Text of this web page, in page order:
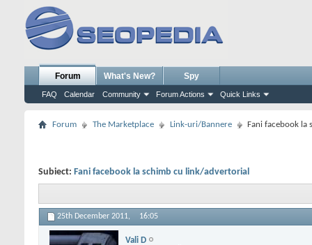
Forum
FAQ Calendar Community Forum Actions Quick Links
What's New? Spy
Forum The Marketplace Link-uri/Bannere Fani facebook la
Subiect: Fani facebook la schimb cu link/advertorial
25th December 2011, 16:05
Vali D